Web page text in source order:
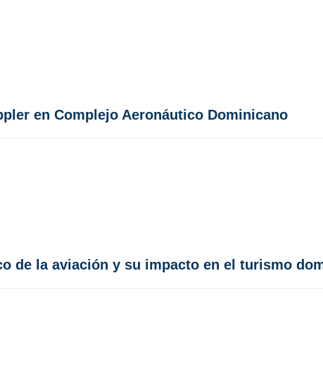
en Complejo Aeronáutico Dominicano
de la aviación y su impacto en el turismo